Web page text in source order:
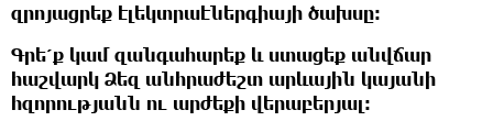
զրոյացրեք էլեկտրաէներգիայի ծախսը։
Գրե՛ք կամ զանգահարեք և ստացեք անվճար
հաշվարկ Ձեզ անհրաժեշտ արևային կայանի
հզորությանն ու արժեքի վերաբերյալ։